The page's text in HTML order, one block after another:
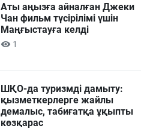
Аты аңызға айналған Джеки
Чан фильм түсірілімі үшін
Маңғыстауға келді
1
ШҚО-да туризмді дамыту:
қызметкерлерге жайлы
демалыс, табиғатқа ұқыпты
көзқарас